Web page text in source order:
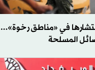
في «مناطق رخوة»...
المسلحة